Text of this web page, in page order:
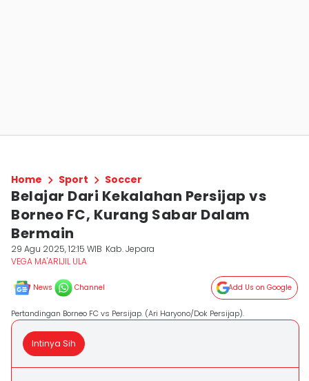
Home Sport Soccer
Belajar Dari Kekalahan Persijap vs
Borneo FC, Kurang Sabar Dalam
Bermain
29 Agu 2025, 12:15 WIB Kab. Jepara
VEGA MA'ARIJIL ULA
News Channel Add Us on Google
Pertandingan Borneo FC vs Persijap. (Ari Haryono/Dok Persijap).
Intinya Sih